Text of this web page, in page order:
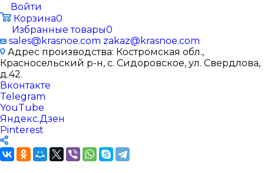
Войти
Корзина0
Избранные товары0
sales@krasnoe.com zakaz@krasnoe.com
Адрес производства: Костромская обл.,
Красносельский р-н, с. Сидоровское, ул. Свердлова,
д.42.
Вконтакте
Telegram
YouTube
Яндекс.Дзен
Pinterest